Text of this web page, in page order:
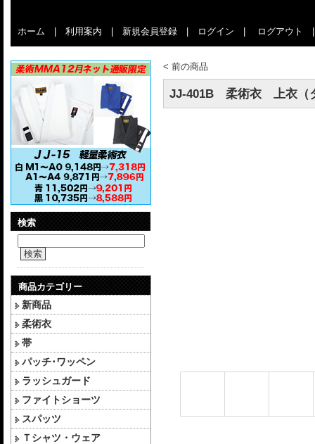
ホーム 利用案内 新規会員登録 ログイン ログアウト
検索
検索
商品カテゴリー
新商品
柔術衣
帯
パッチ･ワッペン
ラッシュガード
ファイトショーツ
スパッツ
Ｔシャツ・ウェア
< 前の商品
JJ-401B 柔術衣 上衣（